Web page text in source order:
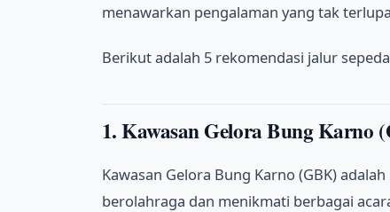
menawarkan pengalaman yang tak
Berikut adalah 5 rekomendasi jalur
1. Kawasan Gelora Bung Karno
Kawasan Gelora Bung Karno (GBK)
berolahraga dan menikmati berbagai